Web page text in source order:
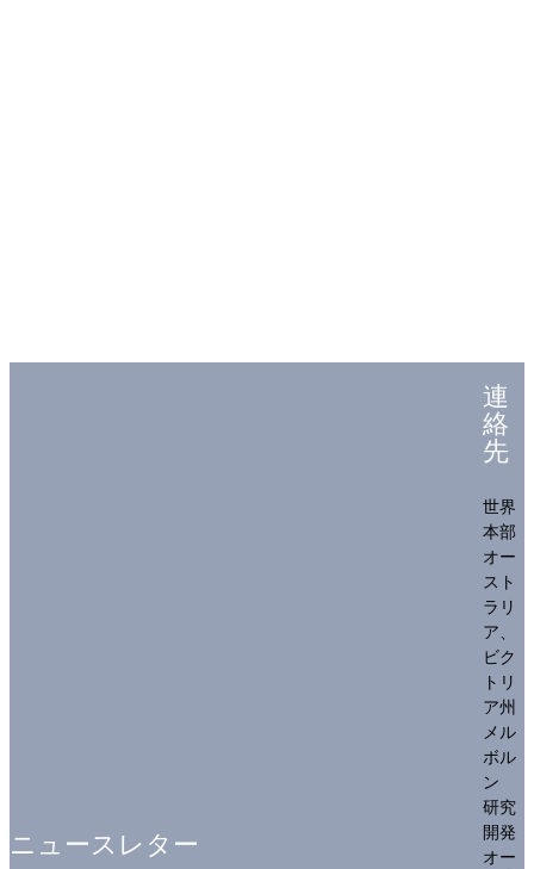
ニュースレター
連
絡
先
世界
本部
オー
スト
ラリ
ア、
ビク
トリ
ア州
メル
ボル
ン
研究
開発
オー